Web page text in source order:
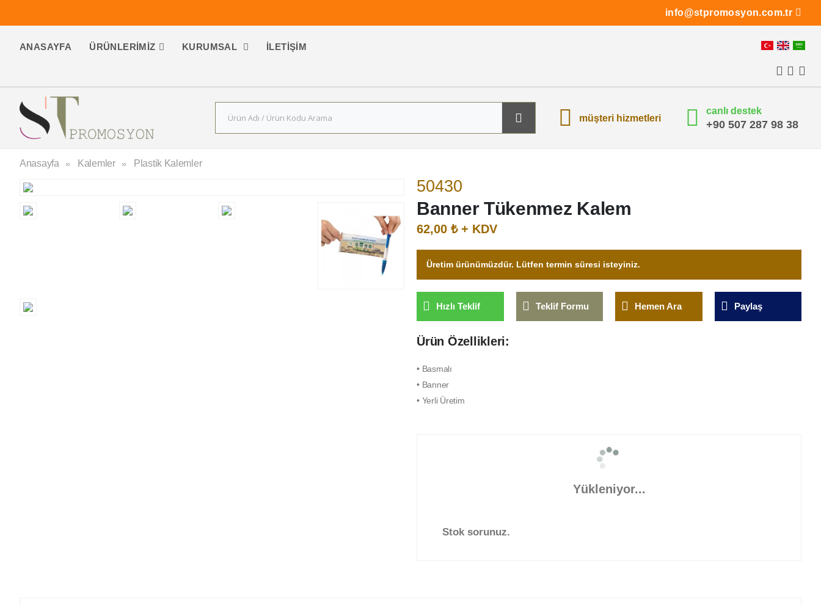
info@stpromosyon.com.tr
ANASAYFA ÜRÜNLERIMIZ KURUMSAL İLETIŞIM
müşteri hizmetleri
canlı destek
+90 507 287 98 38
Anasayfa Kalemler Plastik Kalemler
50430
Banner Tükenmez Kalem
62,00 ₺ + KDV
Üretim ürünümüzdür. Lütfen termin süresi isteyiniz.
Hızlı Teklif Teklif Formu Hemen Ara Paylaş
Ürün Özellikleri:
• Basmalı
• Banner
• Yerli Üretim
Yükleniyor...
Stok sorunuz.